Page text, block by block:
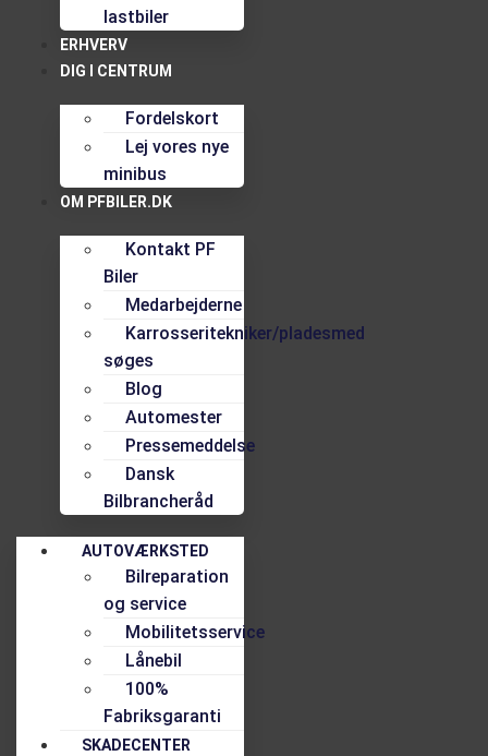
lastbiler
ERHVERV
DIG I CENTRUM
Fordelskort
Lej vores nye
minibus
OM PFBILER.DK
Kontakt PF
Biler
Medarbejderne
Karrosseritekniker/pladesmed
søges
Blog
Automester
Pressemeddelse
Dansk
Bilbrancheråd
AUTOVÆRKSTED
Bilreparation
og service
Mobilitetsservice
Lånebil
100%
Fabriksgaranti
SKADECENTER